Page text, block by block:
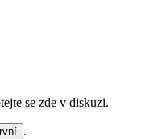
se zde v diskuzi.
.